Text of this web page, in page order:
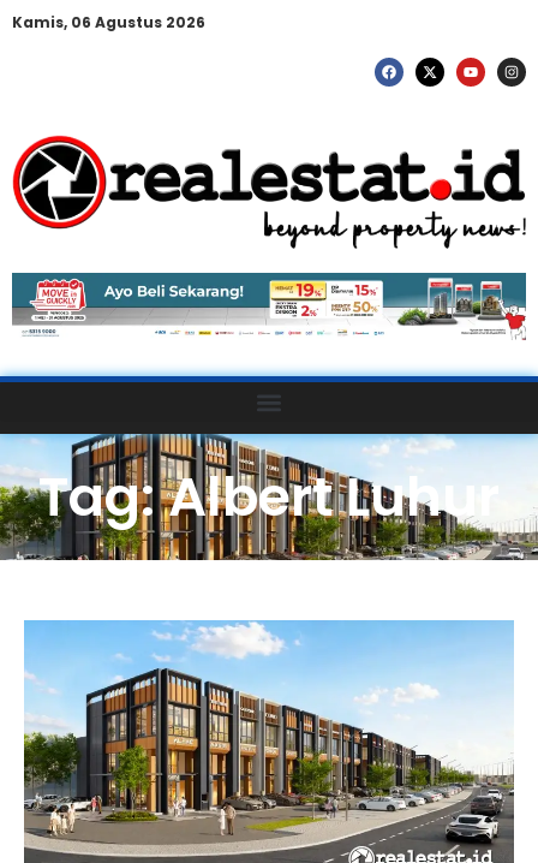
Kamis, 06 Agustus 2026
Tag: Albert Luhur